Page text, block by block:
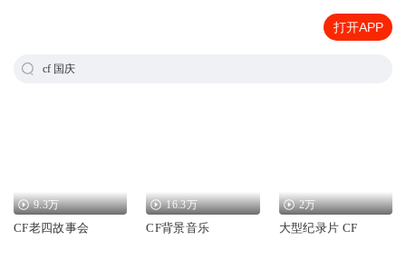
打开APP
cf 国庆
9.3万
CF老四故事会
16.3万
CF背景音乐
2万
大型纪录片 CF